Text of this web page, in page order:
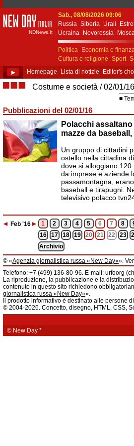
New Day Italia
NDNews.It
Sab., 08/08/2026 09:06
Russia Siberia Urali
Ucraina
Novorossia
Ekaterinburgo Kiev
Politica
Economia e
Cultura e religione Sport
Costume e società
Unione
► Homepage Lista di notizie Editor's
■■■ Costume e società 02/01/16
Pubblicazioni del 02/01/16
Polacchi
mazze da
Un gruppo di cittadini
ostello nella cittadina
dove si alloggiano
da imprese e aziende
passamontagna,
baseball e tirapugni.
televisivo polacco
◄ Feb '16► 1 2 3 4 5 6 7 8
16
17 18 19 20 21 22 23
Archivio
© «Agenzia giornalistica russa «New Day»».
Informazioni
Agenzia giornalistica russa «New Day»
telecomunicazioni, tecnologie informatiche e
Russa. Certificato di registrazione dei mass
marzo 2015.
Fondatore: «New Day» S.r.l., indirizzo di
Ekaterinburgo, via Radišev, pal.6, scala «А», uff.
fornisce informazioni.
Telefono: +7 (499) 136-80-96. E-mail: urfoorg
La riproduzione, la pubblicazione e la
contenuto in questo sito richiedono
giornalistica russa «New Day»».
Il prodotto informativo è destinato alle persone
© 2004-2026. Concetto, disegno, HTML, CSS,
© New Day *